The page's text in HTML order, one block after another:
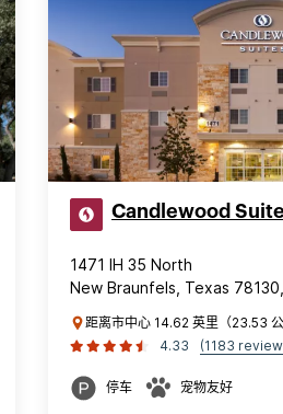
Candlewood
1471 IH 35 North
New Braunfels, Texas
距离市中心 14.62 英里（23.53
4.33
(1183
停车 宠物友好